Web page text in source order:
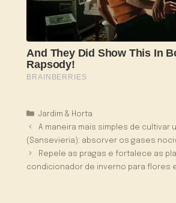
Categorias
Jardim & Horta
A maneira mais simples de cultivar
(Sansevieria): absorver os gases
Repele as pragas e fortalece as
condicionador de inverno para flores